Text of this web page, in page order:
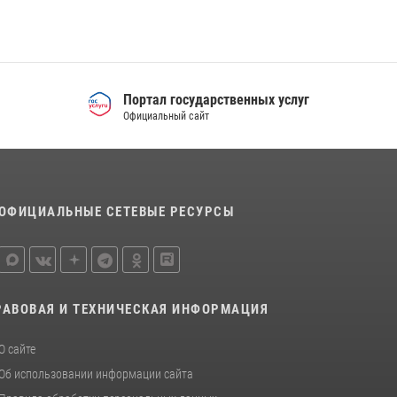
Портал государственных услуг
Официальный сайт
СЕТЕВЫЕ РЕСУРСЫ
И ТЕХНИЧЕСКАЯ ИНФОРМАЦИЯ
О сайте
Об использовании информации сайта